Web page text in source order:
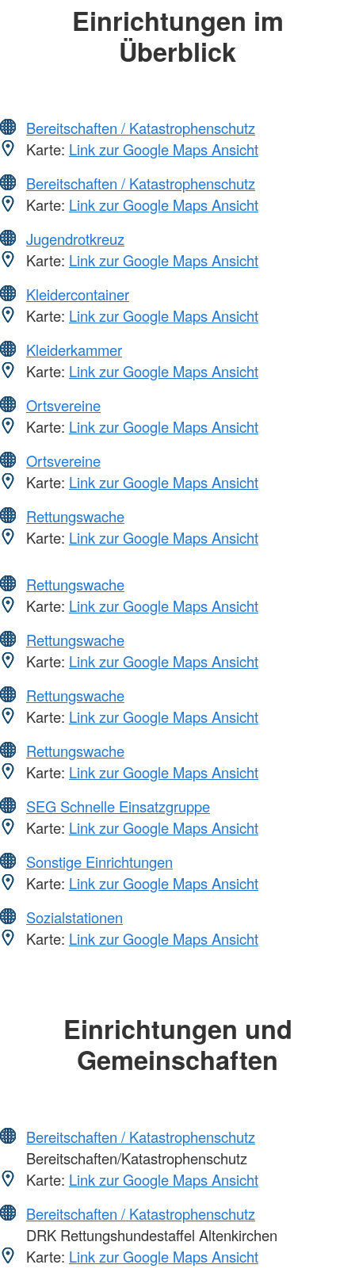
Einrichtungen im
Überblick
Bereitschaften / Katastrophenschutz
Karte: Link zur Google Maps Ansicht
Bereitschaften / Katastrophenschutz
Karte: Link zur Google Maps Ansicht
Jugendrotkreuz
Karte: Link zur Google Maps Ansicht
Kleidercontainer
Karte: Link zur Google Maps Ansicht
Kleiderkammer
Karte: Link zur Google Maps Ansicht
Ortsvereine
Karte: Link zur Google Maps Ansicht
Ortsvereine
Karte: Link zur Google Maps Ansicht
Rettungswache
Karte: Link zur Google Maps Ansicht
Rettungswache
Karte: Link zur Google Maps Ansicht
Rettungswache
Karte: Link zur Google Maps Ansicht
Rettungswache
Karte: Link zur Google Maps Ansicht
Rettungswache
Karte: Link zur Google Maps Ansicht
SEG Schnelle Einsatzgruppe
Karte: Link zur Google Maps Ansicht
Sonstige Einrichtungen
Karte: Link zur Google Maps Ansicht
Sozialstationen
Karte: Link zur Google Maps Ansicht
Einrichtungen und
Gemeinschaften
Bereitschaften / Katastrophenschutz
Bereitschaften/Katastrophenschutz
Karte: Link zur Google Maps Ansicht
Bereitschaften / Katastrophenschutz
DRK Rettungshundestaffel Altenkirchen
Karte: Link zur Google Maps Ansicht